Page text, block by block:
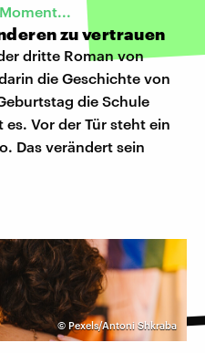
zu vertrauen
dritte Roman von
die Geschichte von
die Schule
Vor der Tür steht ein
Das verändert sein
© Pexels/Antoni Shkraba